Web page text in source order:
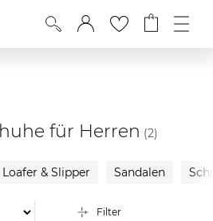
für Herren (2)
Loafer & Slipper Sandalen
Filter